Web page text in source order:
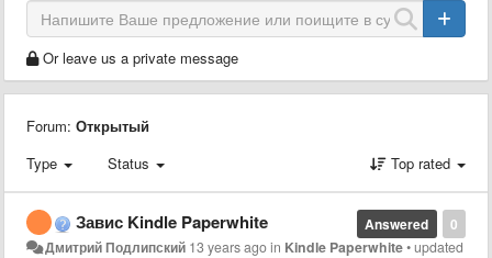
Or leave us a private message
Forum: Открытый
Type
Status Top rated
0
Answered
Завис Kindle Paperwhite
Дмитрий Подлипский 13 years agoin Kindle Paperwhite•updated